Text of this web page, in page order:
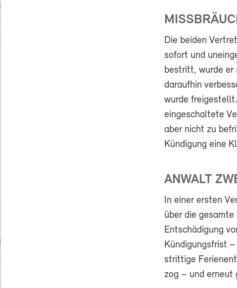
Die beiden
sofort und
bestritt, wurde er
daraufhin
wurde
eingeschaltete
aber nicht zu
Kündigung eine
ANWALT
In einer ersten
über die
Entschädigung
Kündigungsfrist
strittige
zog – und erneut